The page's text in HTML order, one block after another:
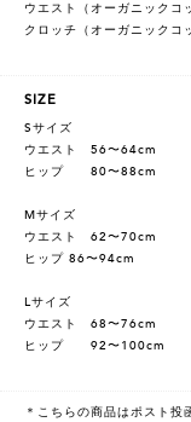
ウエスト（オーガニックコ
クロッチ（オーガニックコ
SIZE
Sサイズ
ウエスト 56〜64cm
ヒップ 80〜88cm
Mサイズ
ウエスト 62〜70cm
ヒップ 86〜94cm
Lサイズ
ウエスト 68〜76cm
ヒップ 92〜100cm
＊こちらの商品はポスト